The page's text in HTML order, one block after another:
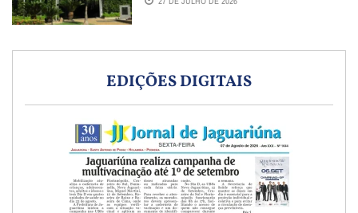
EDIÇÕES DIGITAIS